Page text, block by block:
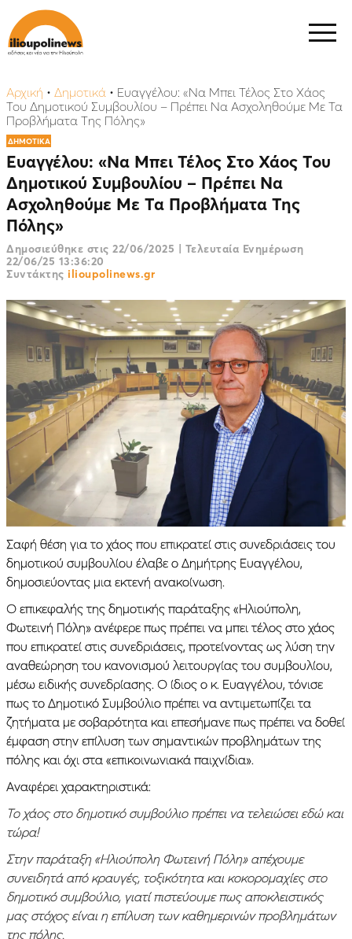
Αρχική • Δημοτικά • Ευαγγέλου: «Να Μπει Τέλος Στο Χάος
Του Δημοτικού Συμβουλίου – Πρέπει Να Ασχοληθούμε Με Τα
Προβλήματα Της Πόλης»
ΔΗΜΟΤΙΚΑ
Ευαγγέλου: «Να Μπει Τέλος Στο Χάος Του
Δημοτικού Συμβουλίου – Πρέπει Να
Ασχοληθούμε Με Τα Προβλήματα Της
Πόλης»
Δημοσιεύθηκε στις 22/06/2025 | Τελευταία Ενημέρωση
22/06/25 13:36:20
Συντάκτης ilioupolinews.gr
Σαφή θέση για το χάος που επικρατεί στις συνεδριάσεις του
δημοτικού συμβουλίου έλαβε ο Δημήτρης Ευαγγέλου,
δημοσιεύοντας μια εκτενή ανακοίνωση.
Ο επικεφαλής της δημοτικής παράταξης «Ηλιούπολη,
Φωτεινή Πόλη» ανέφερε πως πρέπει να μπει τέλος στο χάος
που επικρατεί στις συνεδριάσεις, προτείνοντας ως λύση την
αναθεώρηση του κανονισμού λειτουργίας του συμβουλίου,
μέσω ειδικής συνεδρίασης. Ο ίδιος ο κ. Ευαγγέλου, τόνισε
πως το Δημοτικό Συμβούλιο πρέπει να αντιμετωπίζει τα
ζητήματα με σοβαρότητα και επεσήμανε πως πρέπει να δοθεί
έμφαση στην επίλυση των σημαντικών προβλημάτων της
πόλης και όχι στα «επικοινωνιακά παιχνίδια».
Αναφέρει χαρακτηριστικά:
Το χάος στο δημοτικό συμβούλιο πρέπει να τελειώσει εδώ και
τώρα!
Στην παράταξη «Ηλιούπολη Φωτεινή Πόλη» απέχουμε
συνειδητά από κραυγές, τοξικότητα και κοκορομαχίες στο
δημοτικό συμβούλιο, γιατί πιστεύουμε πως αποκλειστικός
μας στόχος είναι η επίλυση των καθημερινών προβλημάτων
της πόλης.